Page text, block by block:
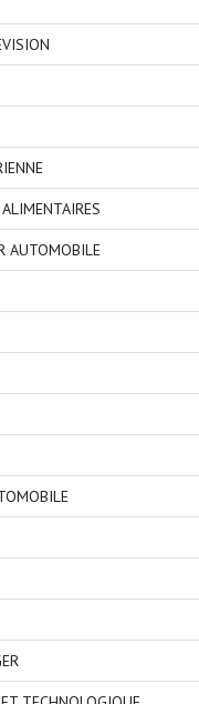
AUTOMOBILE